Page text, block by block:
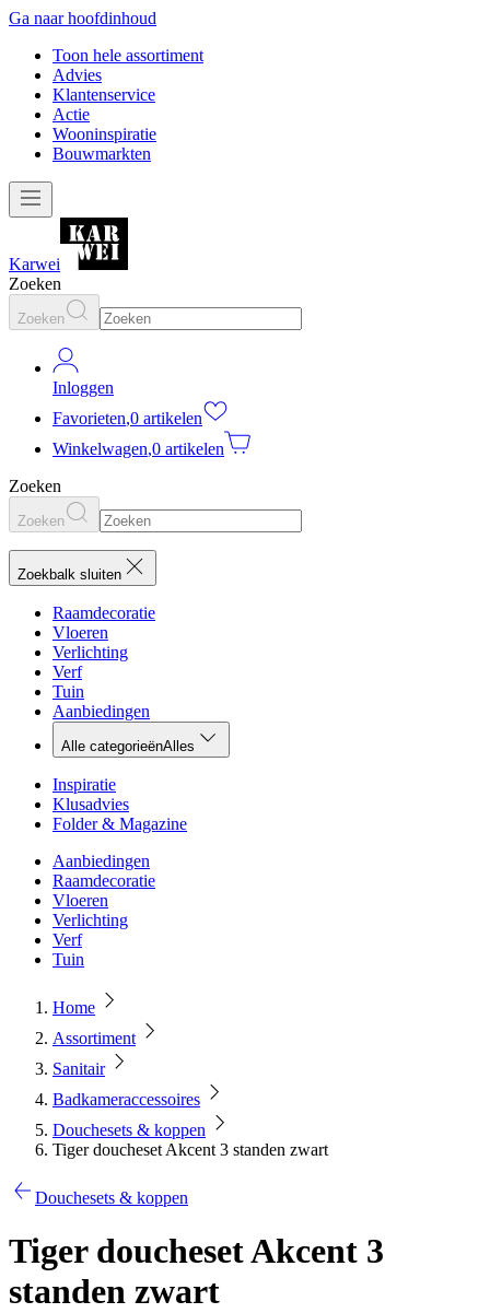
Ga naar hoofdinhoud
Toon hele assortiment
Advies
Klantenservice
Actie
Wooninspiratie
Bouwmarkten
Karwei
Zoeken
Zoeken
Inloggen
Favorieten,0 artikelen
Winkelwagen,0 artikelen
Zoeken
Zoeken
Zoekbalk sluiten
Raamdecoratie
Vloeren
Verlichting
Verf
Tuin
Aanbiedingen
Alle categorieënAlles
Inspiratie
Klusadvies
Folder & Magazine
Aanbiedingen
Raamdecoratie
Vloeren
Verlichting
Verf
Tuin
Home
Assortiment
Sanitair
Badkameraccessoires
Douchesets & koppen
Tiger doucheset Akcent 3 standen zwart
Douchesets & koppen
Tiger doucheset Akcent 3
standen zwart